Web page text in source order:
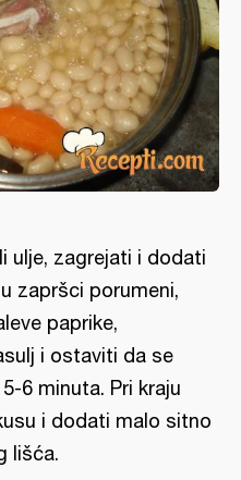
ulje, zagrejati i dodati
zapršci porumeni,
paprike,
i ostaviti da se
6 minuta. Pri kraju
i dodati malo sitno
lišća.